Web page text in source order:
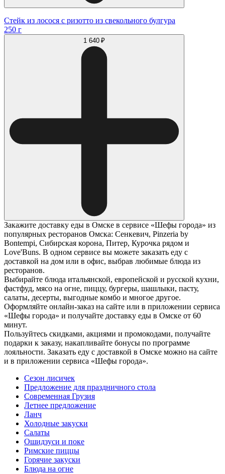
Стейк из лосося с ризотто из свекольного булгура
250 г
1 640 ₽
Закажите доставку еды в Омске в сервисе «Шефы города» из
популярных ресторанов Омска: Сенкевич, Pinzeria by
Bontempi, Сибирская корона, Питер, Курочка рядом и
Love'Buns. В одном сервисе вы можете заказать еду с
доставкой на дом или в офис, выбрав любимые блюда из
ресторанов.
Выбирайте блюда итальянской, европейской и русской кухни,
фастфуд, мясо на огне, пиццу, бургеры, шашлыки, пасту,
салаты, десерты, выгодные комбо и многое другое.
Оформляйте онлайн-заказ на сайте или в приложении сервиса
«Шефы города» и получайте доставку еды в Омске от 60
минут.
Пользуйтесь скидками, акциями и промокодами, получайте
подарки к заказу, накапливайте бонусы по программе
лояльности. Заказать еду с доставкой в Омске можно на сайте
и в приложении сервиса «Шефы города».
Сезон лисичек
Предложение для праздничного стола
Современная Грузия
Летнее предложение
Ланч
Холодные закуски
Салаты
Ошидзуси и поке
Римские пиццы
Горячие закуски
Блюда на огне